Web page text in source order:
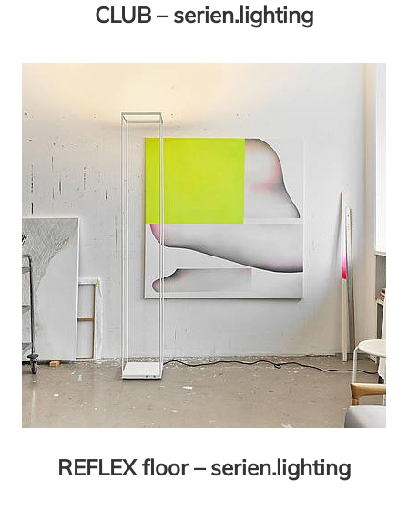
CLUB – serien.lighting
REFLEX floor – serien.lighting